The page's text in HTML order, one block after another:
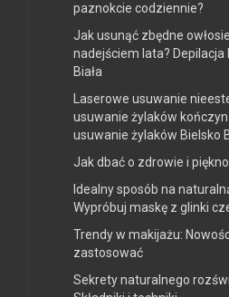
paznokcie codziennie?
Jak usunąć zbędne
nadejściem lata? Depilacja
Biała
Laserowe usuwanie
usuwanie żylaków
usuwanie żylaków Bielsko
Jak dbać o zdrowie i
Idealny sposób na
Wypróbuj maskę z glinki
Trendy w makijażu:
zastosować
Sekrety naturalnego